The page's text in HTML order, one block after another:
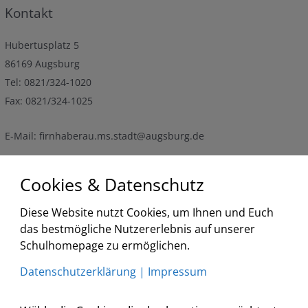
Kontakt
Hubertusplatz 5
86169 Augsburg
Tel: 0821/324-1020
Fax: 0821/324-1025
E-Mail: firnhaberau.ms.stadt@augsburg.de
Termine
< <2026>
August
>
Cookies & Datenschutz
Diese Website nutzt Cookies, um Ihnen und Euch
das bestmögliche Nutzererlebnis auf unserer
Schulhomepage zu ermöglichen.
Datenschutzerklärung | Impressum